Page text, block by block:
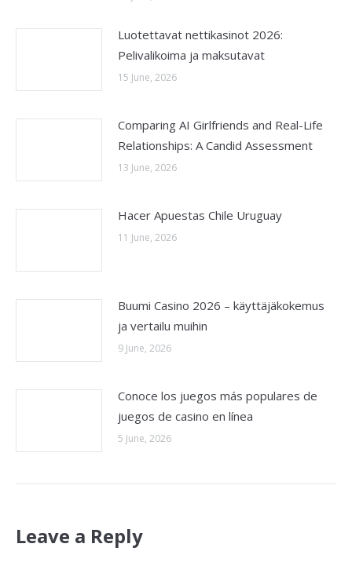
Luotettavat nettikasinot 2026:
Pelivalikoima ja maksutavat
15 June, 2026
Comparing AI Girlfriends and Real-Life
Relationships: A Candid Assessment
13 June, 2026
Hacer Apuestas Chile Uruguay
11 June, 2026
Buumi Casino 2026 – käyttäjäkokemus
ja vertailu muihin
9 June, 2026
Conoce los juegos más populares de
juegos de casino en línea
5 June, 2026
Leave a Reply